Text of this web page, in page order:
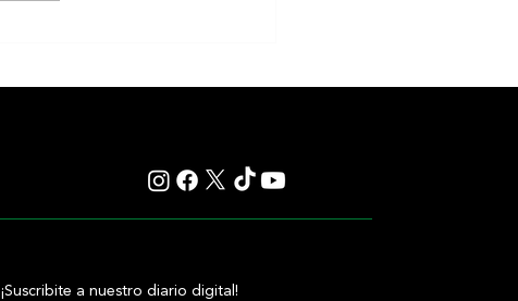
¡Suscribite a nuestro diario digital!